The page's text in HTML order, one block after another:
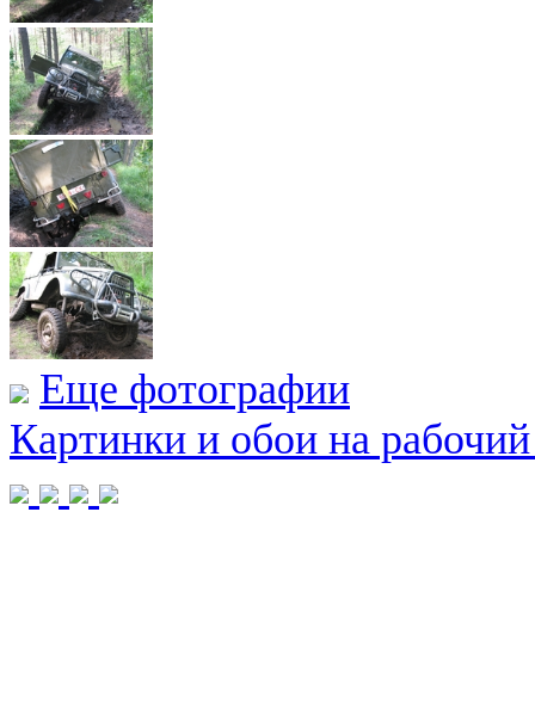
Еще фотографии
Картинки и обои на